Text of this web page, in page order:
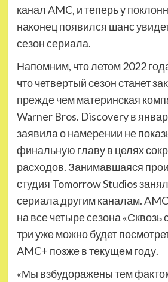
канал AMC, и теперь у
наконец появился шанс
сезон сериала.
Напомним, что летом 2022
что четвертый сезон станет
прежде чем материнская
Warner Bros. Discovery в
заявила о намерении не
финальную главу в целях
расходов. Занимавшаяся
студия Tomorrow Studios
сериала другим каналам.
на все четыре сезона «Сквозь
три уже можно будет
AMC+ позже в текущем году.
«Мы взбудоражены тем